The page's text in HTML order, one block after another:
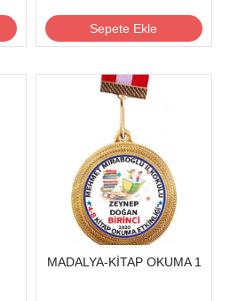
Sepete Ekle
MADALYA-KİTAP OKUMA 1